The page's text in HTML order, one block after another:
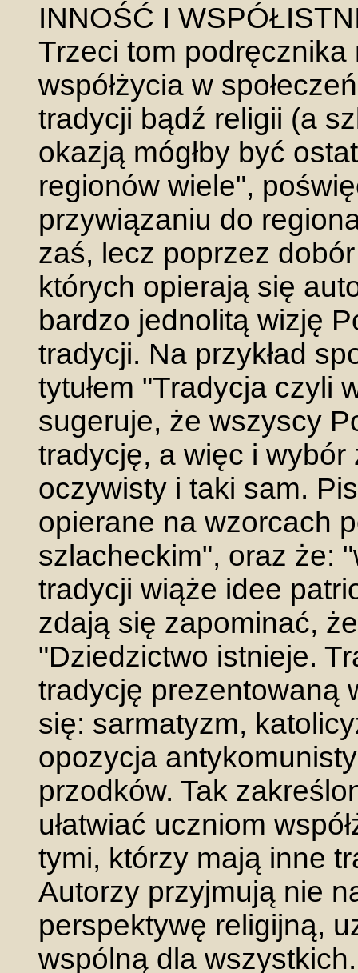
INNOŚĆ I
Trzeci tom
współżycia w
tradycji bądź religii (a
okazją mógłby być
regionów wiele",
przywiązaniu do
zaś, lecz poprzez
których opierają się
bardzo jednolitą wizję
tradycji. Na przykład
tytułem "Tradycja czyli
sugeruje, że wszyscy
tradycję, a więc i
oczywisty i taki sam.
opierane na wzorcach
szlacheckim", oraz że:
tradycji wiąże idee
zdają się zapominać,
"Dziedzictwo istnieje.
tradycję prezentowaną
się: sarmatyzm,
opozycja
przodków. Tak
ułatwiać uczniom
tymi, którzy mają inne
Autorzy przyjmują nie
perspektywę religijną,
wspólną dla